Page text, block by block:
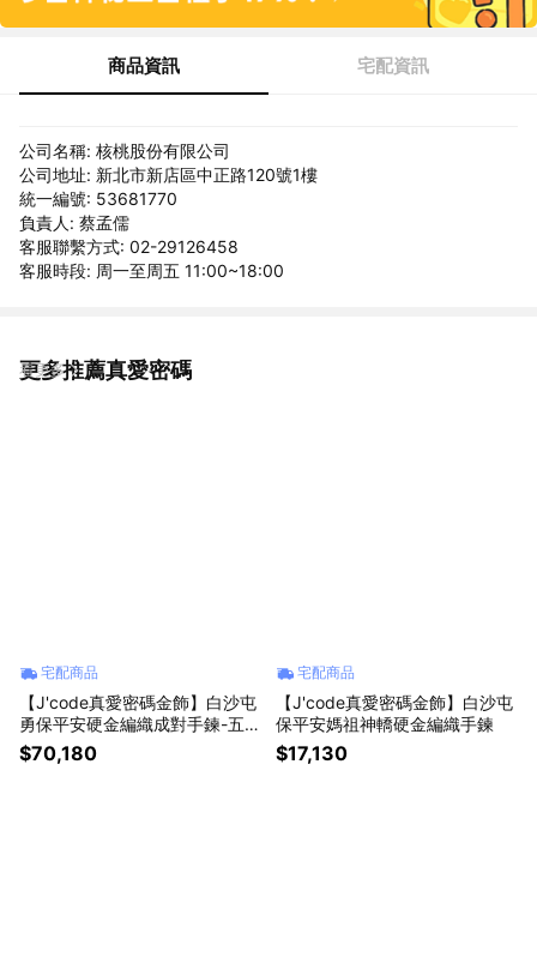
商品資訊 宅配資訊
公司名稱: 核桃股份有限公司
公司地址: 新北市新店區中正路120號1樓
統一編號: 53681770
負責人: 蔡孟儒
客服聯繫方式: 02-29126458
客服時段: 周一至周五 11:00~18:00
更多推薦真愛密碼
看更多
宅配商品
【J'code真愛密碼金飾】白沙屯
勇保平安硬金編織成對手鍊-五錢
款
$70,180
宅配商品
【J'code真愛密碼金飾】白沙屯
保平安媽祖神轎硬金編織手鍊
$17,130